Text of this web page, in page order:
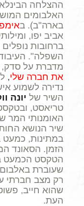
האלבומים
בארה"ב). ב
אביב יפו,
ברחובות
השפלה".
מדברת על סדק,
את חברה שלי,
נדירה לשמוע
השיר של יונה
טריאסט,
האומנותי המר
שיר הנושא
במתינות, כמעט
הזמן. הסאונד
הטקסט הכמעט
שעוברת
רק מצב חברתי
שהוא חייב,
העת.